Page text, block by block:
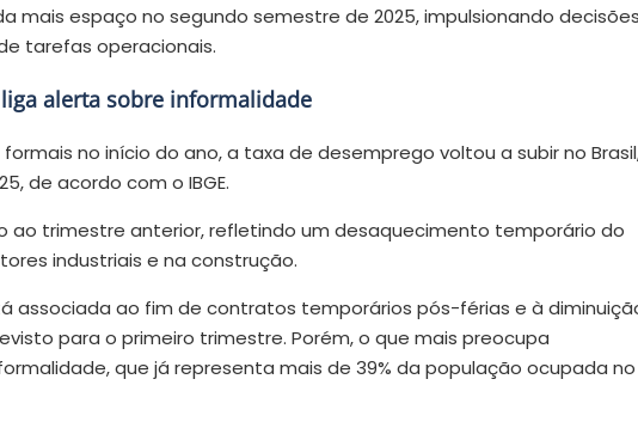
mais espaço no segundo semestre de 2025, impulsionando
tarefas operacionais.
alerta sobre informalidade
no início do ano, a taxa de desemprego voltou a subir no
de acordo com o IBGE.
ao trimestre anterior, refletindo um desaquecimento temporário do
industriais e na construção.
associada ao fim de contratos temporários pós-férias e à
para o primeiro trimestre. Porém, o que mais preocupa
que já representa mais de 39% da população ocupada no